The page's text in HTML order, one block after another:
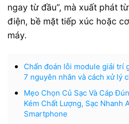
ngay từ đầu”, mà xuất phát
điện, bề mặt tiếp xúc hoặc
máy.
Chẩn đoán lỗi module giải trí
7 nguyên nhân và cách xử lý
Mẹo Chọn Củ Sạc Và Cáp
Kém Chất Lượng, Sạc Nhanh
Smartphone